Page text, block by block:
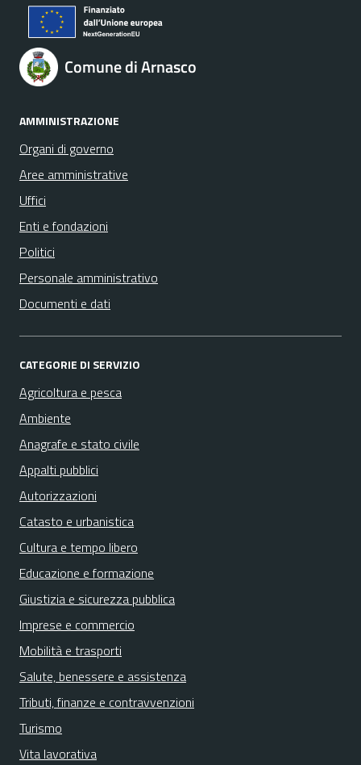
Comune di Arnasco
AMMINISTRAZIONE
Organi di governo
Aree amministrative
Uffici
Enti e fondazioni
Politici
Personale amministrativo
Documenti e dati
CATEGORIE DI SERVIZIO
Agricoltura e pesca
Ambiente
Anagrafe e stato civile
Appalti pubblici
Autorizzazioni
Catasto e urbanistica
Cultura e tempo libero
Educazione e formazione
Giustizia e sicurezza pubblica
Imprese e commercio
Mobilità e trasporti
Salute, benessere e assistenza
Tributi, finanze e contravvenzioni
Turismo
Vita lavorativa